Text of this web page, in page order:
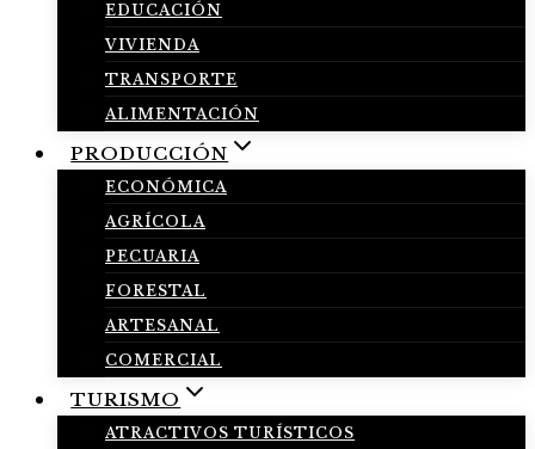
EDUCACIÓN
VIVIENDA
TRANSPORTE
ALIMENTACIÓN
PRODUCCIÓN
ECONÓMICA
AGRÍCOLA
PECUARIA
FORESTAL
ARTESANAL
COMERCIAL
TURISMO
ATRACTIVOS TURÍSTICOS